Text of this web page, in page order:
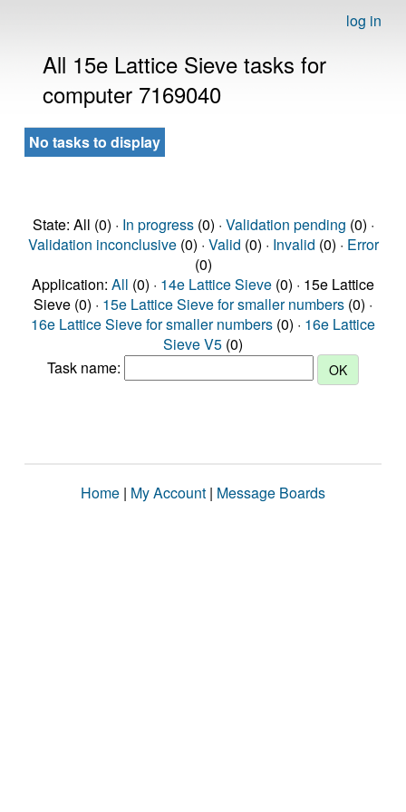
log in
All 15e Lattice Sieve tasks for
computer 7169040
No tasks to display
State: All (0) · In progress(0) · Validation pending (0) ·
Validation inconclusive(0) · Valid (0) · Invalid (0) · Error
(0)
Application: All (0) · 14e Lattice Sieve (0) · 15e Lattice
Sieve (0) · 15e Lattice Sieve for smaller numbers (0) ·
16e Lattice Sieve for smaller numbers (0) · 16e Lattice
Sieve V5 (0)
Task name:
Home | My Account | Message Boards